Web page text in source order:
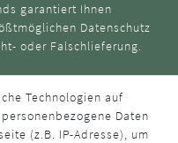
garantiert Ihnen
Datenschutz
oder Falschlieferung.
Technologien auf
Daten
(z.B. IP-Adresse), um